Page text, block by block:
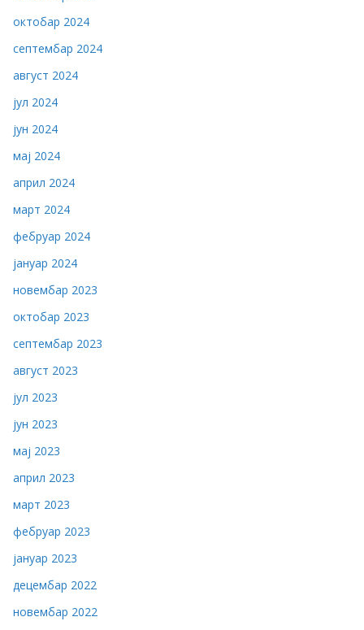
октобар 2024
септембар 2024
август 2024
јул 2024
јун 2024
мај 2024
април 2024
март 2024
фебруар 2024
јануар 2024
новембар 2023
октобар 2023
септембар 2023
август 2023
јул 2023
јун 2023
мај 2023
април 2023
март 2023
фебруар 2023
јануар 2023
децембар 2022
новембар 2022